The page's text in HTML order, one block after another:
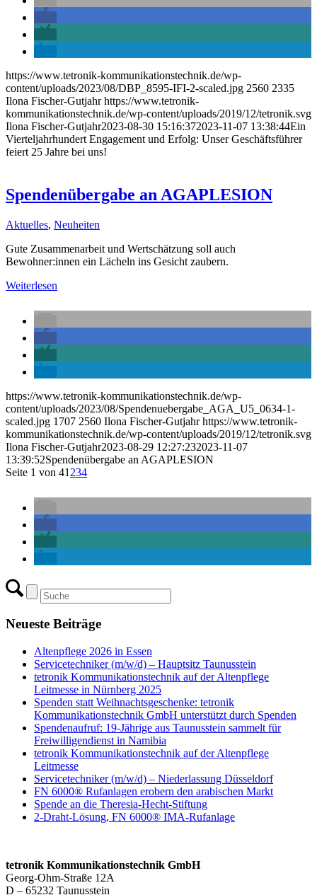
https://www.tetronik-kommunikationstechnik.de/wp-
content/uploads/2023/08/DBP_8595-IFI-2-scaled.jpg 2560 2335
Ilona Fischer-Gutjahr https://www.tetronik-
kommunikationstechnik.de/wp-content/uploads/2019/12/tetronik.svg
Ilona Fischer-Gutjahr2023-08-30 15:16:372023-11-07 13:38:44Ein
Vierteljahrhundert Engagement und Erfolg: Unser Geschäftsführer
feiert 25 Jahre bei uns!
Spendenübergabe an AGAPLESION
Aktuelles, Neuheiten
Gute Zusammenarbeit und Wertschätzung soll auch
Bewohner:innen ein Lächeln ins Gesicht zaubern.
Weiterlesen
https://www.tetronik-kommunikationstechnik.de/wp-
content/uploads/2023/08/Spendenuebergabe_AGA_U5_0634-1-
scaled.jpg 1707 2560 Ilona Fischer-Gutjahr https://www.tetronik-
kommunikationstechnik.de/wp-content/uploads/2019/12/tetronik.svg
Ilona Fischer-Gutjahr2023-08-29 12:27:232023-11-07
13:39:52Spendenübergabe an AGAPLESION
Seite 1 von 41 234
Neueste Beiträge
Altenpflege 2026 in Essen
Servicetechniker (m/w/d) – Hauptsitz Taunusstein
tetronik Kommunikationstechnik auf der Altenpflege
Leitmesse in Nürnberg 2025
Spenden statt Weihnachtsgeschenke: tetronik
Kommunikationstechnik GmbH unterstützt durch Spenden
Spendenaufruf: 19-Jährige aus Taunusstein sammelt für
Freiwilligendienst in Namibia
tetronik Kommunikationstechnik auf der Altenpflege
Leitmesse
Servicetechniker (m/w/d) – Niederlassung Düsseldorf
FN 6000® Rufanlagen erobern den arabischen Markt
Spende an die Theresia-Hecht-Stiftung
2-Draht-Lösung, FN 6000® IMA-Rufanlage
tetronik Kommunikationstechnik GmbH
Georg-Ohm-Straße 12A
D – 65232 Taunusstein